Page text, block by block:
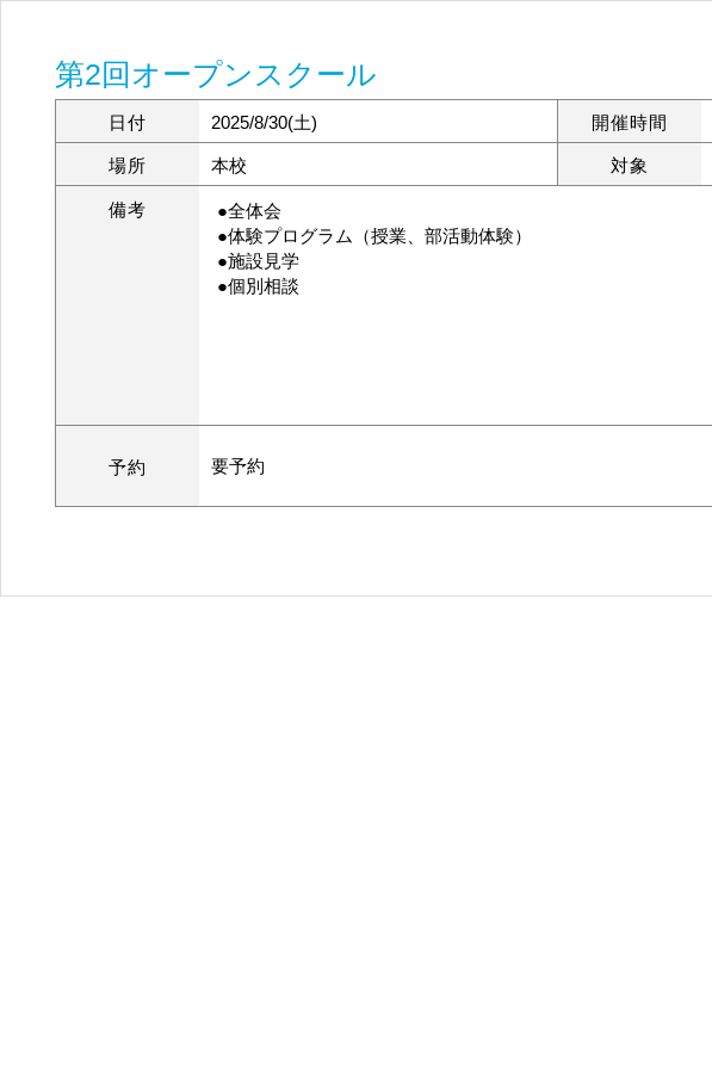
第2回オープンスクール
日付 2025/8/30(土) 開催時間
場所 本校 対象
備考
●全体会
●体験プログラム（授業、部活動体験）
●施設見学
●個別相談
予約 要予約